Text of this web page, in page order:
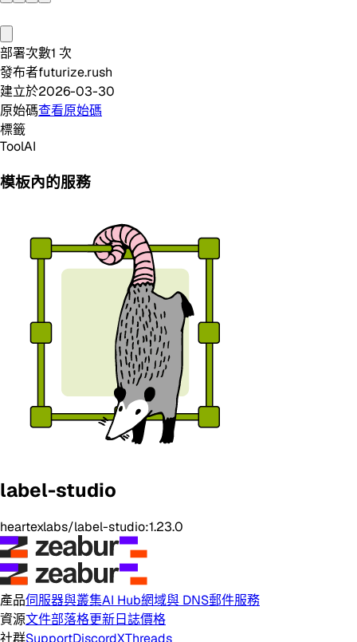
部署次數1 次
發布者futurize.rush
建立於2026-03-30
原始碼查看原始碼
標籤
ToolAI
模板內的服務
label-studio
heartexlabs/label-studio:1.23.0
產品伺服器與叢集AI Hub網域與 DNS郵件服務
資源文件部落格更新日誌價格
社群SupportDiscordXThreads